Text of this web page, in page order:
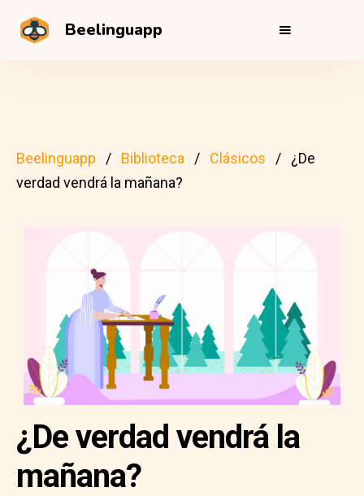
Beelinguapp
Beelinguapp Biblioteca Clásicos
¿De
verdad vendrá la mañana?
¿De verdad vendrá la
mañana?